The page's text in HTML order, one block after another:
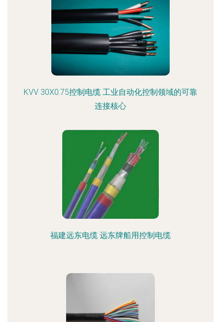
KVV 30X0.75控制电缆 工业自动化控制领域的可靠
连接核心
福建远东电缆 远东牌船用控制电缆